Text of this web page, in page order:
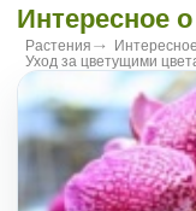
Интересное
Растения
Уход за цветущими